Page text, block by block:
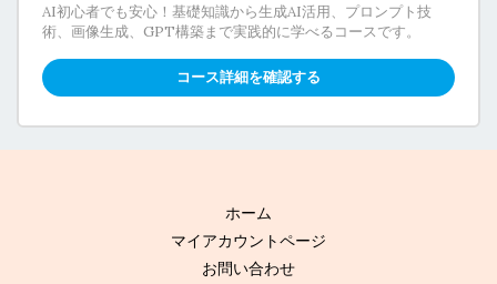
AI初心者でも安心！基礎知識から生成AI活用、プロンプト技
術、画像生成、GPT構築まで実践的に学べるコースです。
コース詳細を確認する
ホーム
マイアカウントページ
お問い合わせ